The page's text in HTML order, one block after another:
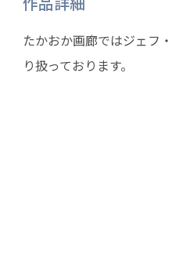
たかおか画廊ではジェフ
り扱っております。